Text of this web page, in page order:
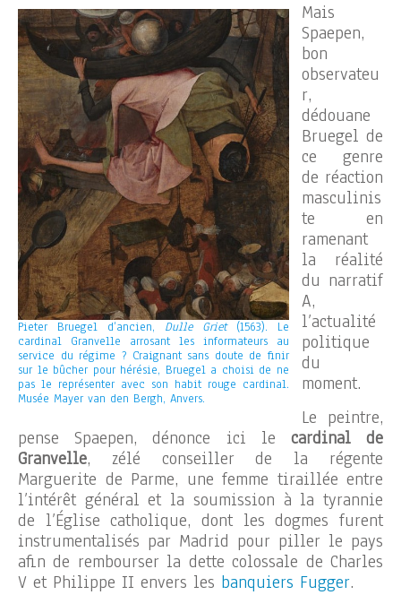
Pieter Bruegel d’ancien, Dulle Griet(1563). Le
cardinal Granvelle arrosant les informateurs au
service du régime ? Craignant sans doute de finir
sur le bûcher pour hérésie, Bruegel a choisi de ne
pas le représenter avec son habit rouge cardinal.
Musée Mayer van den Bergh, Anvers.
Mais
Spaepen,
bon
observateu
r,
dédouane
Bruegel de
ce genre
de réaction
masculinis
te en
ramenant
la réalité
du narratif
A,
l’actualité
politique
du
moment.
Le peintre,
pense Spaepen, dénonce ici le cardinal de
Granvelle, zélé conseiller de la régente
Marguerite de Parme, une femme tiraillée entre
l’intérêt général et la soumission à la tyrannie
de l’Église catholique, dont les dogmes furent
instrumentalisés par Madrid pour piller le pays
afin de rembourser la dette colossale de Charles
V et Philippe II envers les banquiers Fugger.